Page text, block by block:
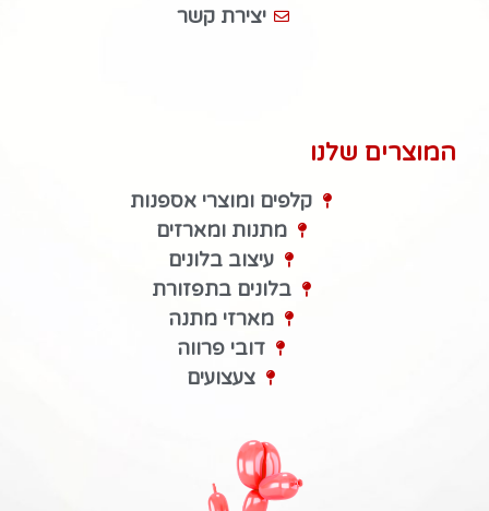
יצירת קשר
המוצרים שלנו
קלפים ומוצרי אספנות
מתנות ומארזים
עיצוב בלונים
בלונים בתפזורת
מארזי מתנה
דובי פרווה
צעצועים